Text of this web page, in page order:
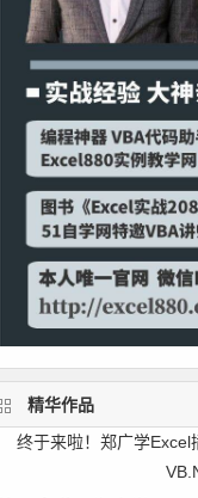
精华作品